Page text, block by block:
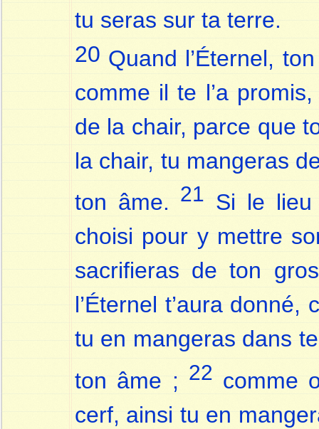
tu seras sur ta terre.
20 Quand l’Éternel,
comme il te l’a
de la chair, parce que
la chair, tu mangeras
ton âme. 21 Si le lieu
choisi pour y mettre
sacrifieras de ton
l’Éternel t’aura
tu en mangeras dans
ton âme ; 22 comme
cerf, ainsi tu en